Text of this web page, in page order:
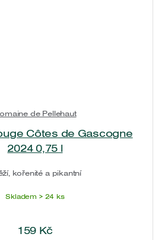
de Pellehaut
Côtes de Gascogne
2024 0,75 l
kořenité a pikantní
Skladem > 24 ks
159 Kč